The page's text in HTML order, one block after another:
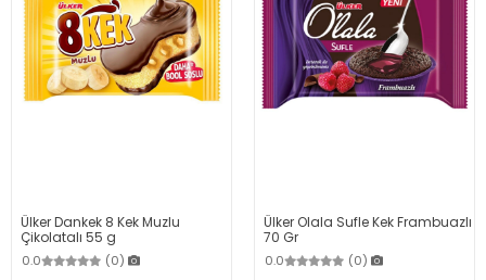
Ülker Dankek 8 Kek Muzlu
Çikolatalı 55 g
0.0 (0)
Ülker Olala Sufle Kek Frambuazlı
70 Gr
0.0 (0)